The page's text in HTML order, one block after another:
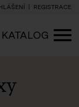
REGISTRACE
KATALOG